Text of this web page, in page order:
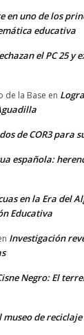
en uno de los
educativa
el PC 25 y
de la Base en
de COR3 para
española:
en la Era del
Educativa
Investigación
Negro: El
de